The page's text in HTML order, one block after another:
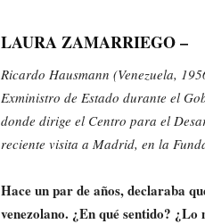
LAURA ZAMARRIEGO –
Ricardo Hausmann (Venezuela,
Exministro de Estado durante el
donde dirige el Centro para el
reciente visita a Madrid, en la
Hace un par de años, declaraba
venezolano. ¿En qué sentido? ¿Lo